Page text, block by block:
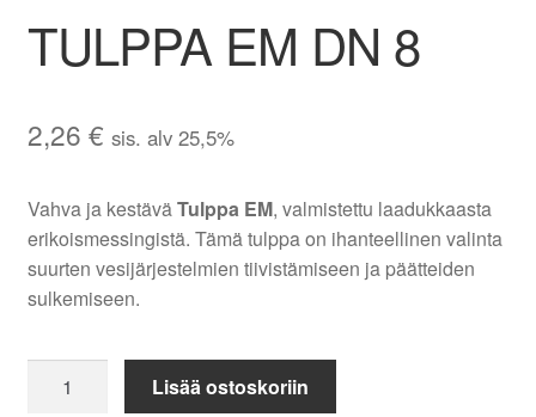
TULPPA EM DN 8
2,26 € sis. alv 25,5%
Vahva ja kestäväTulppa EM, valmistettu laadukkaasta
erikoismessingistä. Tämä tulppa on ihanteellinen valinta
suurten vesijärjestelmien tiivistämiseen ja päätteiden
sulkemiseen.
Lisää ostoskoriin